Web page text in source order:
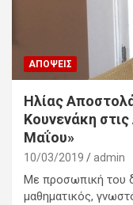
ΑΠΌΨΕΙΣ
Ηλίας
Κουνενάκη
Μαΐου»
10/03/2019 admin
Με προσωπική του
μαθηματικός,